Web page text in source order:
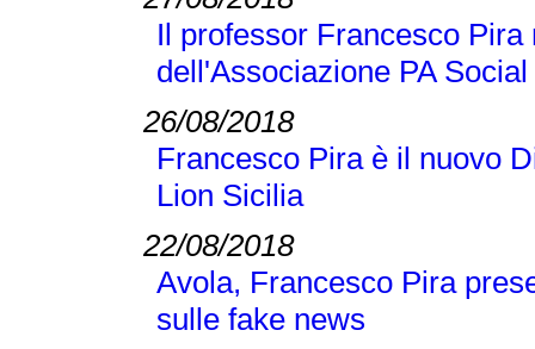
Il professor Francesco
dell'Associazione PA Social
26/08/2018
Francesco Pira è il nuovo
Lion Sicilia
22/08/2018
Avola, Francesco Pira
sulle fake news